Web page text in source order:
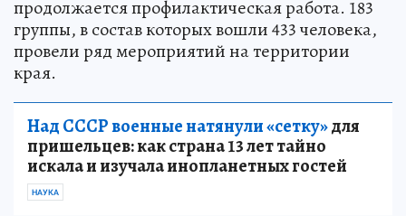
продолжается профилактическая работа. 183
группы, в состав которых вошли 433 человека,
провели ряд мероприятий на территории
края.
Над СССР военные натянули «сетку»для
пришельцев: как страна 13 лет тайно
искала и изучала инопланетных гостей
НАУКА